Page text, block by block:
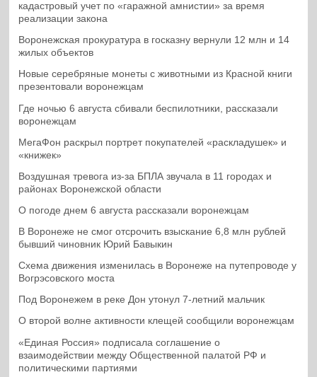
кадастровый учет по «гаражной амнистии» за время
реализации закона
Воронежская прокуратура в госказну вернули 12 млн и 14
жилых объектов
Новые серебряные монеты с животными из Красной книги
презентовали воронежцам
Где ночью 6 августа сбивали беспилотники, рассказали
воронежцам
МегаФон раскрыл портрет покупателей «раскладушек» и
«книжек»
Воздушная тревога из-за БПЛА звучала в 11 городах и
районах Воронежской области
О погоде днем 6 августа рассказали воронежцам
В Воронеже не смог отсрочить взыскание 6,8 млн рублей
бывший чиновник Юрий Бавыкин
Схема движения изменилась в Воронеже на путепроводе у
Вогрэсовского моста
Под Воронежем в реке Дон утонул 7-летний мальчик
О второй волне активности клещей сообщили воронежцам
«Единая Россия» подписала соглашение о
взаимодействии между Общественной палатой РФ и
политическими партиями